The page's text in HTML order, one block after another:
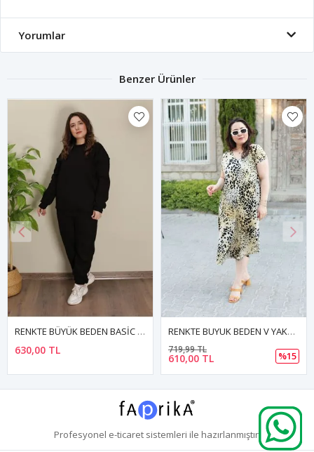
Yorumlar
Benzer Ürünler
RENKTE BÜYÜK BEDEN BASİC ÜÇ İPLİK SİYAH TAKIM
630,00 TL
RENKTE BUYUK BEDEN V YAKA DESENLİ ELBİSE
610,00 TL
719,99 TL
%15
Profesyonel e-ticaretsistemleri ile hazırlanmıştır.